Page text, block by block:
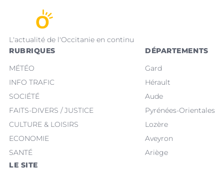
L'actualité de l'Occitanie en continu
RUBRIQUES
MÉTÉO
INFO TRAFIC
SOCIÉTÉ
FAITS-DIVERS / JUSTICE
CULTURE & LOISIRS
ECONOMIE
SANTÉ
DÉPARTEMENTS
Gard
Hérault
Aude
Pyrénées-Orientales
Lozère
Aveyron
Ariège
LE SITE